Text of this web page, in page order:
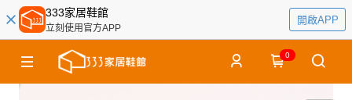
333家居鞋館
立刻使用官方APP
開啟APP
0